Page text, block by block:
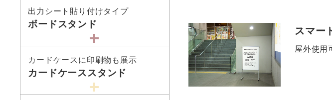
スマー
屋外使用
出力シート貼り付けタイプ
ボードスタンド
カードケースに印刷物も展示
カードケーススタンド